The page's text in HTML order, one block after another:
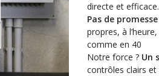
directe et efficace.
Pas de
propres, à
comme en 40
Notre force ? Un
contrôles clairs